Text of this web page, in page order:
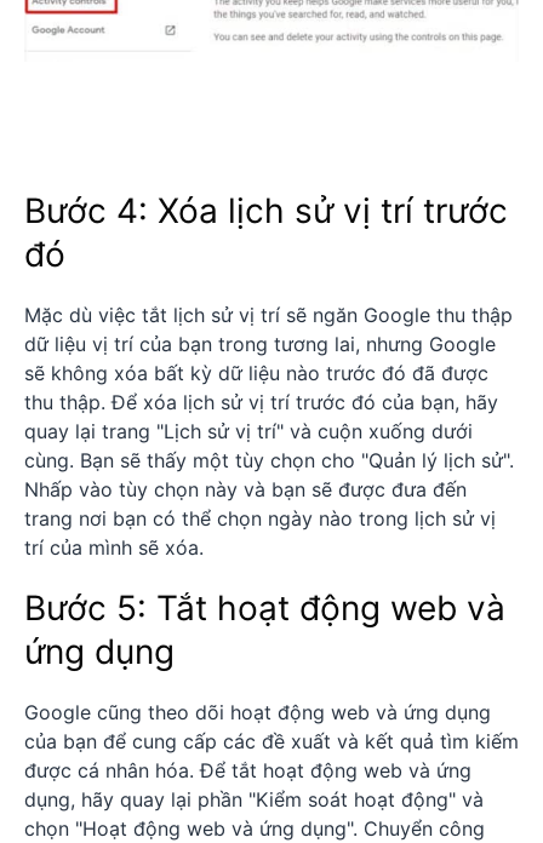
Bước 4: Xóa lịch sử vị trí trước
đó
Mặc dù việc tắt lịch sử vị trí sẽ ngăn Google thu thập
dữ liệu vị trí của bạn trong tương lai, nhưng Google
sẽ không xóa bất kỳ dữ liệu nào trước đó đã được
thu thập. Để xóa lịch sử vị trí trước đó của bạn, hãy
quay lại trang "Lịch sử vị trí" và cuộn xuống dưới
cùng. Bạn sẽ thấy một tùy chọn cho "Quản lý lịch sử".
Nhấp vào tùy chọn này và bạn sẽ được đưa đến
trang nơi bạn có thể chọn ngày nào trong lịch sử vị
trí của mình sẽ xóa.
Bước 5: Tắt hoạt động web và
ứng dụng
Google cũng theo dõi hoạt động web và ứng dụng
của bạn để cung cấp các đề xuất và kết quả tìm kiếm
được cá nhân hóa. Để tắt hoạt động web và ứng
dụng, hãy quay lại phần "Kiểm soát hoạt động" và
chọn "Hoạt động web và ứng dụng". Chuyển công